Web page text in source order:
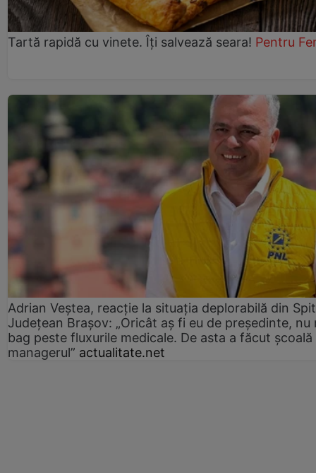
Tartă rapidă cu vinete. Îți salvează seara! Pentru
Adrian Veștea, reacție la situația deplorabilă din
Județean Brașov: „Oricât aș fi eu de președinte, nu
bag peste fluxurile medicale. De asta a făcut școală
managerul” actualitate.net